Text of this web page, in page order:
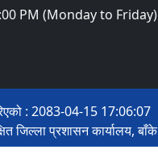
PM (Monday to Friday)
: 2083-04-15 17:06:07
जिल्ला प्रशासन कार्यालय, बाँके